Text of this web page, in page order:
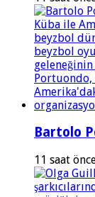
Bartolo
11 saat